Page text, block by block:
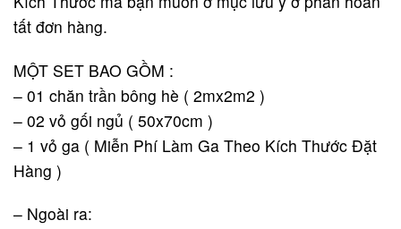
tất đơn hàng.
MỘT SET BAO GỒM :
– 01 chăn trần bông hè ( 2mx2m2 )
– 02 vỏ gối ngủ ( 50x70cm )
– 1 vỏ ga ( Miễn Phí Làm Ga Theo Kích Thước Đặt
Hàng )
– Ngoài ra: